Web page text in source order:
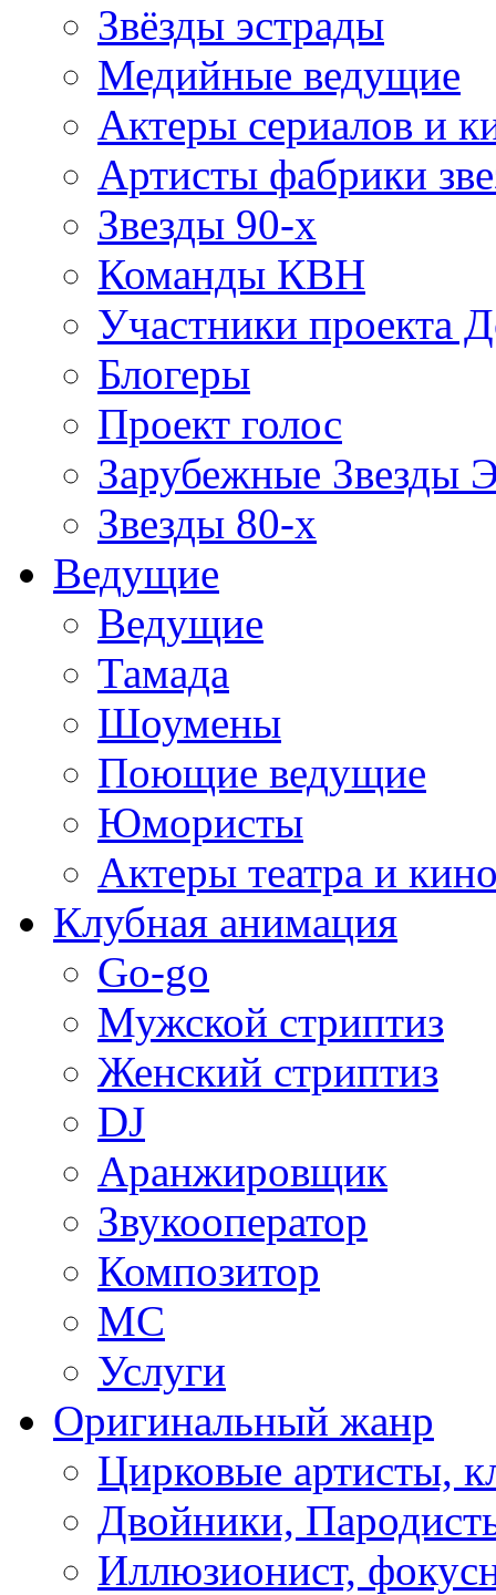
Звёзды эстрады
Медийные ведущие
Актеры сериалов и
Артисты фабрики
Звезды 90-х
Команды КВН
Участники проекта
Блогеры
Проект голос
Зарубежные Звезды
Звезды 80-х
Ведущие
Ведущие
Тамада
Шоумены
Поющие ведущие
Юмористы
Актеры театра и
Клубная анимация
Go-go
Мужской стриптиз
Женский стриптиз
DJ
Аранжировщик
Звукооператор
Композитор
МС
Услуги
Оригинальный жанр
Цирковые артисты,
Двойники,
Иллюзионист,